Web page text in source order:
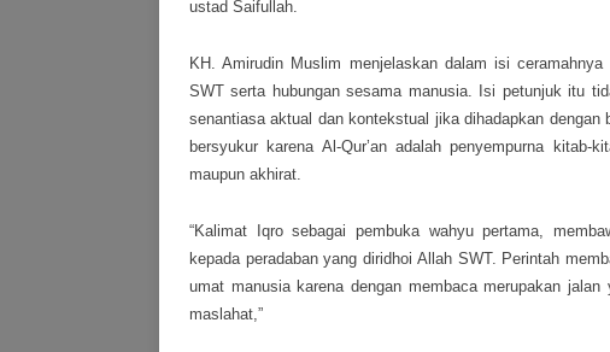
ustad Saifullah.
KH. Amirudin Muslim menjelaskan dalam isi
SWT serta hubungan sesama manusia. Isi petunjuk itu
senantiasa aktual dan kontekstual jika dihadapkan
bersyukur karena Al-Qur’an adalah penyempurna
maupun akhirat.
“Kalimat Iqro sebagai pembuka wahyu pertama,
kepada peradaban yang diridhoi Allah SWT. Perintah
umat manusia karena dengan membaca merupakan
maslahat,”